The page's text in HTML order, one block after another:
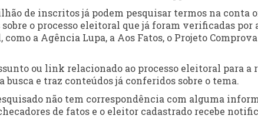
de inscritos já podem pesquisar termos na conta
o processo eleitoral que já foram verificadas por
a Agência Lupa, a Aos Fatos, o Projeto
ou link relacionado ao processo eleitoral para
e traz conteúdos já conferidos sobre o tema.
não tem correspondência com alguma
de fatos e o eleitor cadastrado recebe